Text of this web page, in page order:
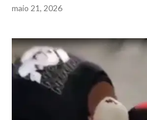
maio 21, 2026